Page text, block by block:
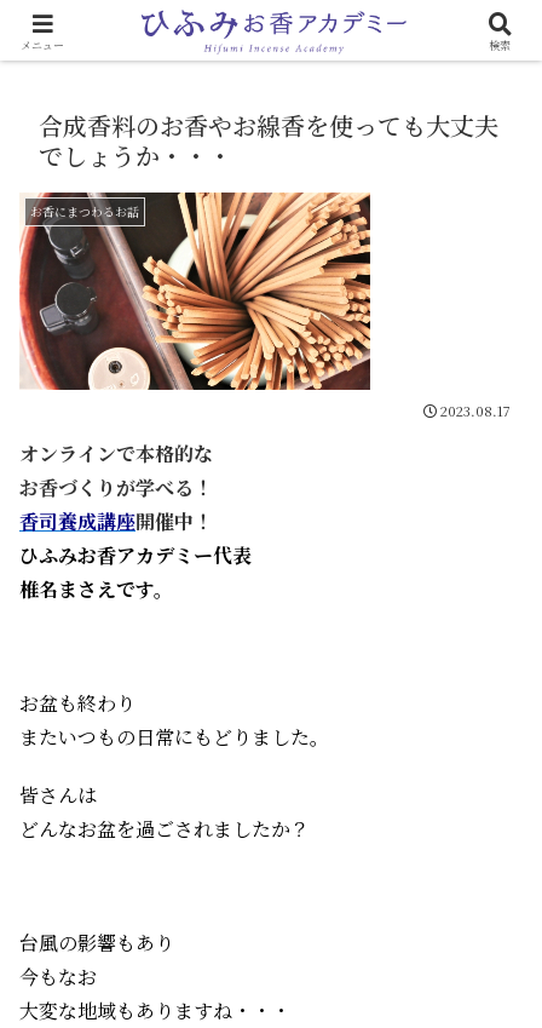
心と体に効く「お香のある生活」
合成香料のお香やお線香を使っても大丈夫
でしょうか・・・
お香にまつわるお話
2023.08.17
オンラインで本格的な
お香づくりが学べる！
香司養成講座開催中！
ひふみお香アカデミー代表
椎名まさえです。
お盆も終わり
またいつもの日常にもどりました。
皆さんは
どんなお盆を過ごされましたか？
台風の影響もあり
今もなお
大変な地域もありますね・・・
メニュー 検索